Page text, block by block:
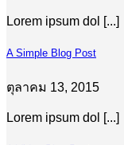
Lorem ipsum dol [...]
A Simple Blog Post
ตุลาคม 13, 2015
Lorem ipsum dol [...]